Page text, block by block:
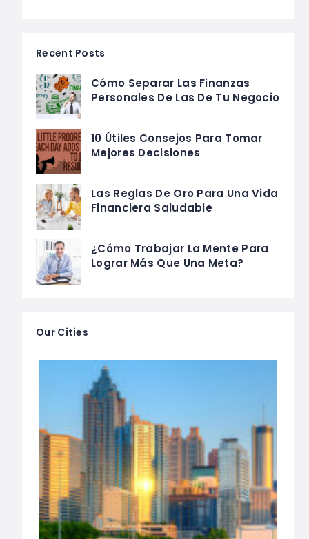
Recent Posts
Cómo Separar Las Finanzas
Personales De Las De Tu Negocio
10 Útiles Consejos Para Tomar
Mejores Decisiones
Las Reglas De Oro Para Una Vida
Financiera Saludable
¿Cómo Trabajar La Mente Para
Lograr Más Que Una Meta?
Our Cities